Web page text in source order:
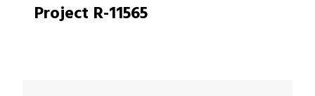
Project R-11565